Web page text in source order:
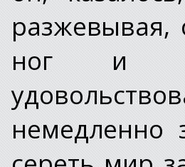
разжевывая,
ног и
немедленно